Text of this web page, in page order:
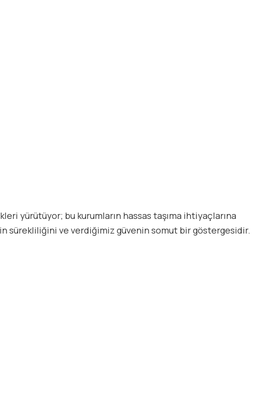
yürütüyor; bu kurumların hassas taşıma ihtiyaçlarına
sürekliliğini ve verdiğimiz güvenin somut bir göstergesidir.